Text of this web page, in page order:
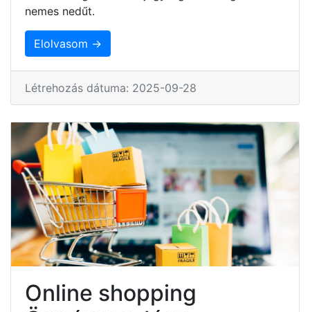
nemes nedűt.
Elolvasom →
Létrehozás dátuma: 2025-09-28
Online shopping